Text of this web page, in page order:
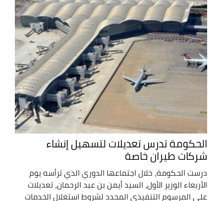
الحكومة تدرس تعديلات لتسهيل إنشاء
شركات طيران خاصة
درست الحكومة، خلال اجتماعها الدوري الذي ترأسه يوم
الأربعاء الوزير الأول، السيد أيمن بن عبد الرحمان، تعديلات
على المرسوم التنفيذي المحدد لشروط استغلال الخدمات